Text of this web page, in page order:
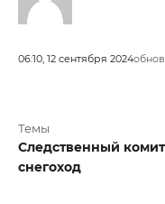
06:10, 12 сентября 2024
Темы
Следственный
снегоход